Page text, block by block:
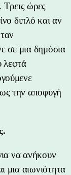
ώρες
διπλό και αν
σε μια δημόσια
λεφτά
την αποφυγή
να ανήκουν
μια αιωνιότητα